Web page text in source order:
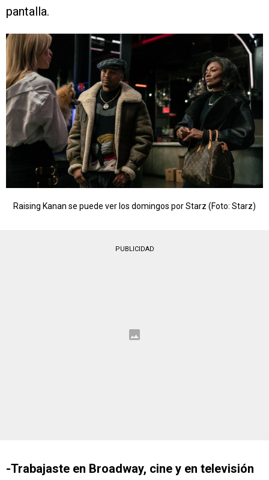
pantalla.
Raising Kanan se puede ver los domingos por Starz (Foto: Starz)
PUBLICIDAD
-Trabajaste en Broadway, cine y en televisión